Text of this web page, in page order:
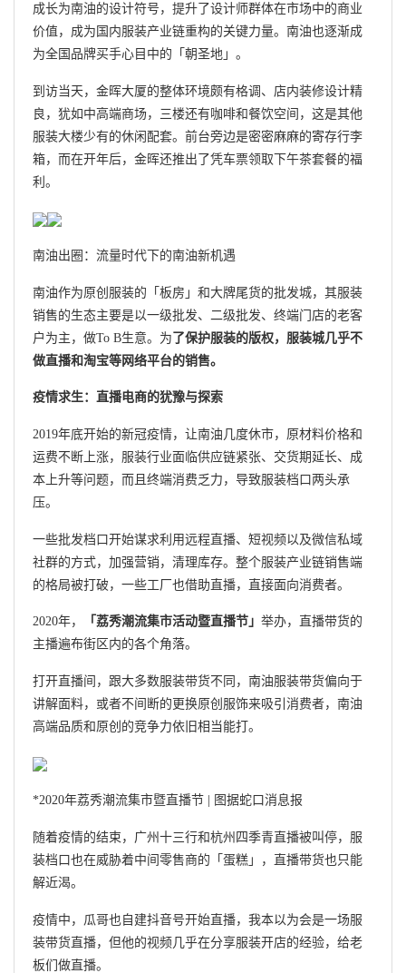
成长为南油的设计符号，提升了设计师群体在市场中的商业
价值，成为国内服装产业链重构的关键力量。南油也逐渐成
为全国品牌买手心目中的「朝圣地」。
到访当天，金晖大厦的整体环境颇有格调、店内装修设计精
良，犹如中高端商场，三楼还有咖啡和餐饮空间，这是其他
服装大楼少有的休闲配套。前台旁边是密密麻麻的寄存行李
箱，而在开年后，金晖还推出了凭车票领取下午茶套餐的福
利。
南油出圈：流量时代下的南油新机遇
南油作为原创服装的「板房」和大牌尾货的批发城，其服装
销售的生态主要是以一级批发、二级批发、终端门店的老客
户为主，做To B生意。为了保护服装的版权，服装城几乎不
做直播和淘宝等网络平台的销售。
疫情求生：直播电商的犹豫与探索
2019年底开始的新冠疫情，让南油几度休市，原材料价格和
运费不断上涨，服装行业面临供应链紧张、交货期延长、成
本上升等问题，而且终端消费乏力，导致服装档口两头承
压。
一些批发档口开始谋求利用远程直播、短视频以及微信私域
社群的方式，加强营销，清理库存。整个服装产业链销售端
的格局被打破，一些工厂也借助直播，直接面向消费者。
2020年， 「荔秀潮流集市活动暨直播节」 举办，直播带货的
主播遍布街区内的各个角落。
打开直播间，跟大多数服装带货不同，南油服装带货偏向于
讲解面料，或者不间断的更换原创服饰来吸引消费者，南油
高端品质和原创的竞争力依旧相当能打。
*2020年荔秀潮流集市暨直播节 | 图据蛇口消息报
随着疫情的结束，广州十三行和杭州四季青直播被叫停，服
装档口也在威胁着中间零售商的「蛋糕」，直播带货也只能
解近渴。
疫情中，瓜哥也自建抖音号开始直播，我本以为会是一场服
装带货直播，但他的视频几乎在分享服装开店的经验，给老
板们做直播。